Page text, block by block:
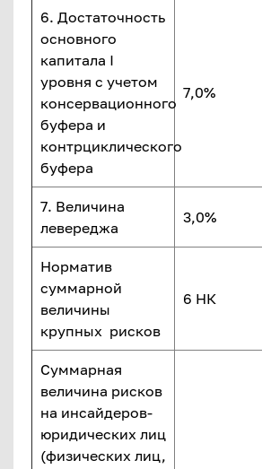
6. Достаточность
основного
капитала I
уровня с учетом
консервационного
буфера и
контрциклического
буфера
7,0%
7. Величина
левереджа
3,0%
Норматив
суммарной
величины
крупных рисков
6 НК
Суммарная
величина рисков
на инсайдеров-
юридических лиц
(физических лиц,